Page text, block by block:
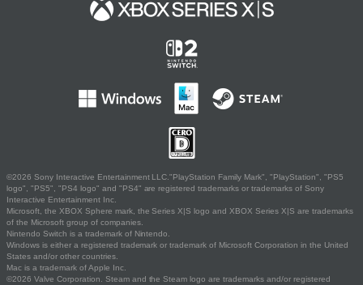
©2026 Sony Interactive Entertainment LLC."PlayStation Family Mark", "PlayStation", "PS5
logo", "PS5", "PS4 logo" and "PS4" are registered trademarks or trademarks of Sony
Interactive Entertainment Inc.
Microsoft, the XBOX Sphere mark, the Series X|S logo and XBOX Series X|S are trademarks
of the Microsoft group of companies.
Nintendo Switch is a trademark of Nintendo.
Windows is either a registered trademark or trademark of Microsoft Corporation in the United
States and/or other countries.
Mac is a trademark of Apple Inc.
©2026 Valve Corporation. Steam and the Steam logo are trademarks and/or registered